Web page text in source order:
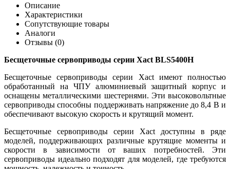
Описание
Характеристики
Сопутствующие товары
Аналоги
Отзывы (0)
Бесщеточные сервоприводы серии Xact BLS5400H
Бесщеточные сервоприводы серии Xact имеют полностью
обработанный на ЧПУ алюминиевый защитный корпус и
оснащены металлическими шестернями. Эти высоковольтные
сервоприводы способны поддерживать напряжение до 8,4 В и
обеспечивают высокую скорость и крутящий момент.
Бесщеточные сервоприводы серии Xact доступны в ряде
моделей, поддерживающих различные крутящие моменты и
скорости в зависимости от ваших потребностей. Эти
сервоприводы идеально подходят для моделей, где требуются